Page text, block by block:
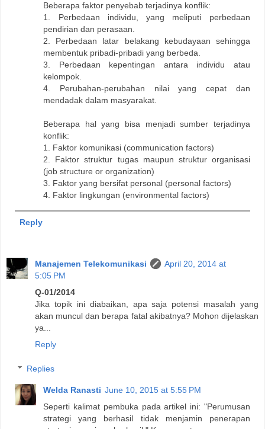
Beberapa faktor penyebab terjadinya konflik:
1. Perbedaan individu, yang meliputi perbedaan
pendirian dan perasaan.
2. Perbedaan latar belakang kebudayaan sehingga
membentuk pribadi-pribadi yang berbeda.
3. Perbedaan kepentingan antara individu atau
kelompok.
4. Perubahan-perubahan nilai yang cepat dan
mendadak dalam masyarakat.
Beberapa hal yang bisa menjadi sumber terjadinya
konflik:
1. Faktor komunikasi (communication factors)
2. Faktor struktur tugas maupun struktur organisasi
(job structure or organization)
3. Faktor yang bersifat personal (personal factors)
4. Faktor lingkungan (environmental factors)
Reply
Manajemen Telekomunikasi
April 20, 2014 at
5:05 PM
Q-01/2014
Jika topik ini diabaikan, apa saja potensi masalah yang
akan muncul dan berapa fatal akibatnya? Mohon dijelaskan
ya...
Reply
Replies
Welda Ranasti June 10, 2015 at 5:55 PM
Seperti kalimat pembuka pada artikel ini: "Perumusan
strategi yang berhasil tidak menjamin penerapan